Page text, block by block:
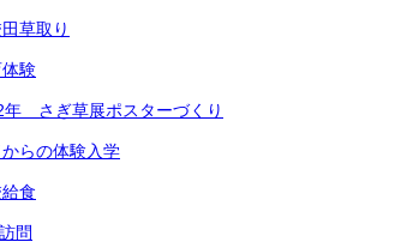
草取り
験
年 さぎ草展ポスターづくり
からの体験入学
食
問